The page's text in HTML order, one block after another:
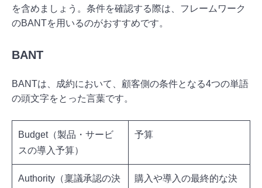
を含めましょう。条件を確認する際は、フレームワーク
のBANTを用いるのがおすすめです。
BANT
BANTは、成約において、顧客側の条件となる4つの単語
の頭文字をとった言葉です。
Budget（製品・サービ
スの導入予算）
予算
Authority（稟議承認の決
購入や導入の最終的な決